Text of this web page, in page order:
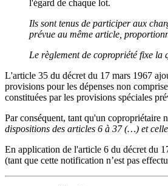
l'égard de chaque lot.
Ils sont tenus de participer aux
prévue au même article,
Le règlement de copropriété fixe la
L'article 35 du décret du 17 mars 1967
provisions pour les dépenses non
constituées par les provisions spéciales
Par conséquent, tant qu'un copropriétaire
dispositions des articles 6 à 37 (…) et
En application de l'article 6 du décret du
(tant que cette notification n’est pas